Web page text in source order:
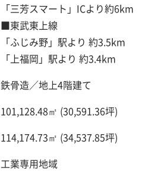
「三芳スマート」ICより約6km
■東武東上線
「ふじみ野」駅より 約3.5km
「上福岡」駅より 約3.4km
鉄骨造／地上4階建て
101,128.48㎡ (30,591.36坪)
114,174.73㎡ (34,537.85坪)
工業専用地域